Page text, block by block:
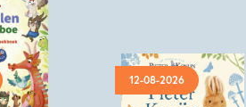
12-08-2026